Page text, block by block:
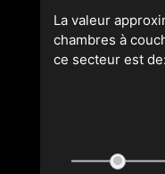
La valeur
chambres à
ce secteur est de: